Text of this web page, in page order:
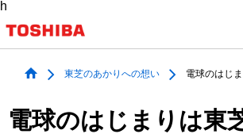
h
東芝のあかりへの想い 電球のはじ
電球のはじまりは東